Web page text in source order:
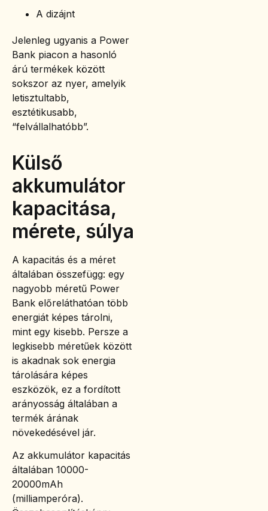
A dizájnt
Jelenleg ugyanis a Power
Bank piacon a hasonló
árú termékek között
sokszor az nyer, amelyik
letisztultabb,
esztétikusabb,
“felvállalhatóbb”.
Külső
akkumulátor
kapacitása,
mérete, súlya
A kapacitás és a méret
általában összefügg: egy
nagyobb méretű Power
Bank előreláthatóan több
energiát képes tárolni,
mint egy kisebb. Persze a
legkisebb méretűek között
is akadnak sok energia
tárolására képes
eszközök, ez a fordított
arányosság általában a
termék árának
növekedésével jár.
Az akkumulátor kapacitás
általában 10000-
20000mAh
(milliamperóra).